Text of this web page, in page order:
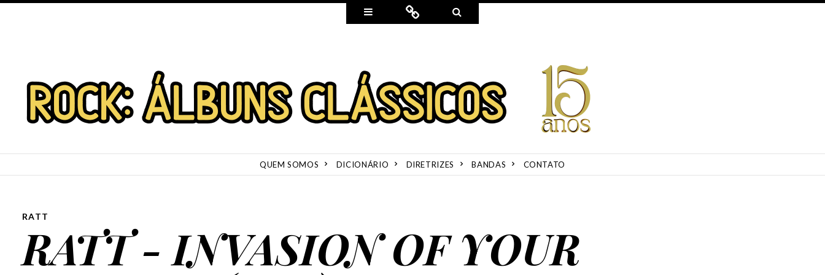
Widgets ConnectSearch
QUEM SOMOS DICIONÁRIO DIRETRIZES BANDAS CONTATO
RATT
RATT - INVASION OF YOUR